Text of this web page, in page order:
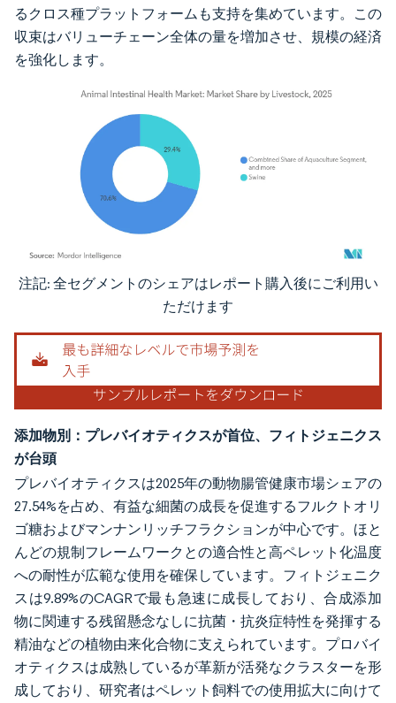
るクロス種プラットフォームも支持を集めています。この
収束はバリューチェーン全体の量を増加させ、規模の経済
を強化します。
画像 © Mordor Intelligence。再利用にはCC BY 4.0の表示が必要です。
注記: 全セグメントのシェアはレポート購入後にご利用い
ただけます
添加物別：プレバイオティクスが首位、フィトジェニクス
が台頭
プレバイオティクスは2025年の動物腸管健康市場シェアの
27.54%を占め、有益な細菌の成長を促進するフルクトオリ
ゴ糖およびマンナンリッチフラクションが中心です。ほと
んどの規制フレームワークとの適合性と高ペレット化温度
への耐性が広範な使用を確保しています。フィトジェニク
スは9.89%のCAGRで最も急速に成長しており、合成添加
物に関連する残留懸念なしに抗菌・抗炎症特性を発揮する
精油などの植物由来化合物に支えられています。プロバイ
オティクスは成熟しているが革新が活発なクラスターを形
成しており、研究者はペレット飼料での使用拡大に向けて